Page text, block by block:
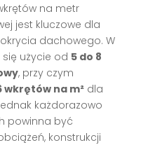
na metr
jest kluczowe dla
dachowego. W
użycie od 5 do 8
, przy czym
wkrętów na m² dla
każdorazowo
powinna być
konstrukcji